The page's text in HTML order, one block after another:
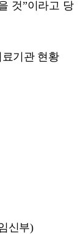
것”이라고 당
기관 현황
신부)